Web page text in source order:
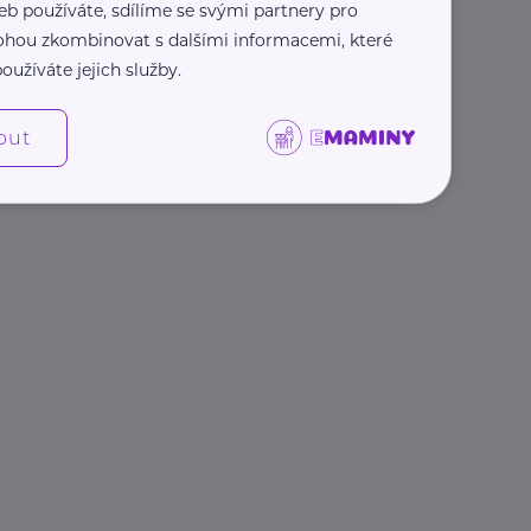
používáte, sdílíme se svými partnery pro
zkombinovat s dalšími informacemi, které
jejich služby.